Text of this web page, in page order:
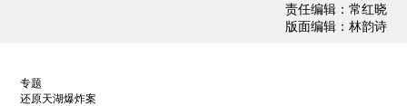
责任编辑：常红晓
版面编辑：林韵诗
专题
还原天湖爆炸案